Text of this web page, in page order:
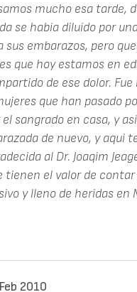
mucho esa tarde,
se había diluído por
sus embarazos, pero
que hoy estamos en
de ese dolor.
que han pasado
sangrado en casa, y
de nuevo, y aqui
al Dr. Joaqim
tienen el valor de
y lleno de heridas
2010